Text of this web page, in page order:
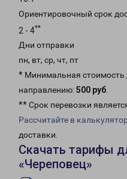
Ориентировочный срок
2 - 4**
Дни отправки
пн, вт, ср, чт, пт
* Минимальная
направлению: 500 руб.
** Срок перевозки
Рассчитайте в
доставки.
Скачать тарифы
«Череповец»